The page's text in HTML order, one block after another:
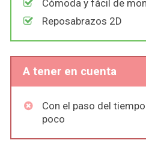
Cómoda y fácil de
Reposabrazos 2D
A tener en cuenta
Con el paso del
poco